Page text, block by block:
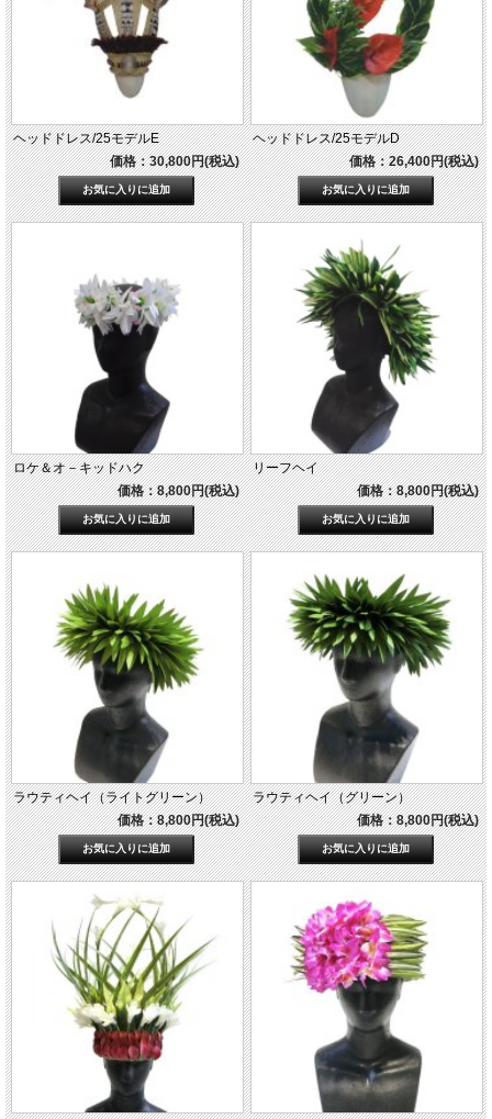
ヘッドドレス/25モデルE
価格：30,800円(税込)
ヘッドドレス/25モデルD
価格：26,400円(税込)
ロケ＆オ－キッドハク
価格：8,800円(税込)
リーフヘイ
価格：8,800円(税込)
ラウティヘイ（ライトグリーン）
価格：8,800円(税込)
ラウティヘイ（グリーン）
価格：8,800円(税込)